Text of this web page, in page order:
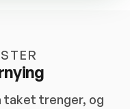
taket trenger, og